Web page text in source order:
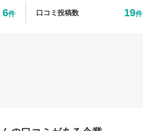
6件 口コミ投稿数 19件